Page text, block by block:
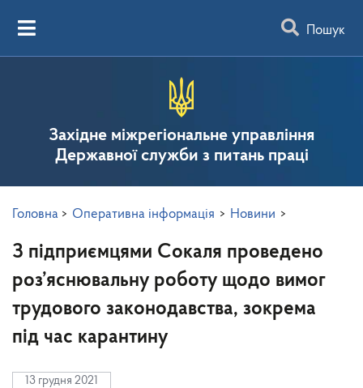
Пошук
Західне міжрегіональне управління
Державної служби з питань праці
Головна > Оперативна інформація > Новини >
З підприємцями Сокаля проведено
роз’яснювальну роботу щодо вимог
трудового законодавства, зокрема
під час карантину
13 грудня 2021